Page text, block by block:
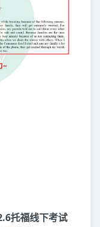
托福线下考试